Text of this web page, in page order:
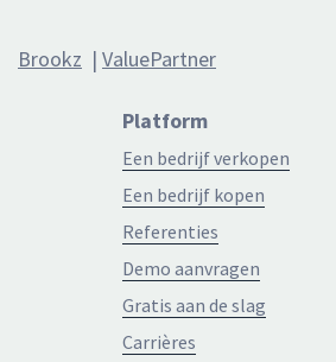
Brookz | ValuePartner
Platform
Een bedrijf verkopen
Een bedrijf kopen
Referenties
Demo aanvragen
Gratis aan de slag
Carrières